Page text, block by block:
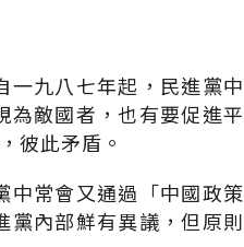
一九八七年起，民進黨中
為敵國者，也有要促進平
彼此矛盾。
中常會又通過「中國政策
黨內部鮮有異議，但原則